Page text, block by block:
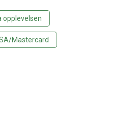
opplevelsen
Mastercard